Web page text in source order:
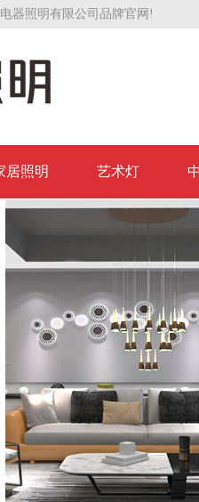
器照明有限公司品牌官网!
居照明 艺术灯